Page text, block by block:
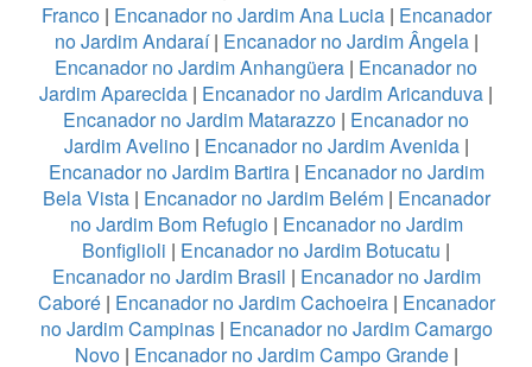
Franco| Encanador no Jardim Ana Lucia| Encanador
no Jardim Andaraí| Encanador no Jardim Ângela|
Encanador no Jardim Anhangüera | Encanador no
Jardim Aparecida | Encanador no Jardim Aricanduva |
Encanador no Jardim Matarazzo | Encanador no
Jardim Avelino| Encanador no Jardim Avenida|
Encanador no Jardim Bartira| Encanador no Jardim
Bela Vista| Encanador no Jardim Belém| Encanador
no Jardim Bom Refugio| Encanador no Jardim
Bonfiglioli | Encanador no Jardim Botucatu |
Encanador no Jardim Brasil | Encanador no Jardim
Caboré| Encanador no Jardim Cachoeira| Encanador
no Jardim Campinas| Encanador no Jardim Camargo
Novo| Encanador no Jardim Campo Grande|